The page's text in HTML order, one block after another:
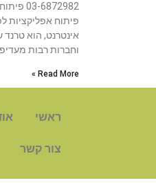
03-
פיתוח אפליקציות
אינטרנט, הוא
וחברות רבות
Read More »
ראשי
צור קשר